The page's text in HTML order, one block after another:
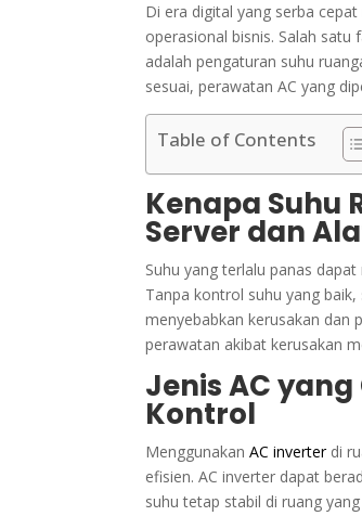
Di era digital yang serba
operasional bisnis. Salah
adalah pengaturan suhu
sesuai, perawatan AC yang
Table of Contents
Kenapa Suhu
Server dan
Suhu yang terlalu panas
Tanpa kontrol suhu yang
menyebabkan kerusakan dan
perawatan akibat kerusakan
Jenis AC
Kontrol
MenggunakanAC inverterdi
efisien. AC inverter dapat
suhu tetap stabil di ruang